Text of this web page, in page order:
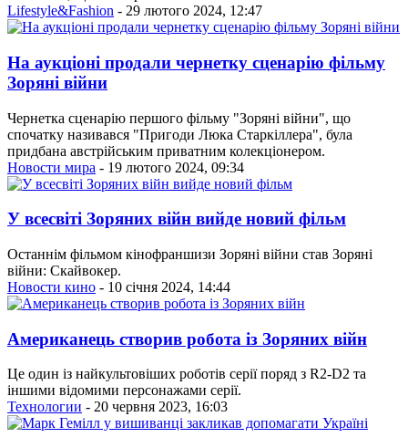
Lifestyle&Fashion - 29 лютого 2024, 12:47
На аукціоні продали чернетку сценарію фільму
Зоряні війни
Чернетка сценарію першого фільму "Зоряні війни", що
спочатку називався "Пригоди Люка Старкіллера", була
придбана австрійським приватним колекціонером.
Новости мира - 19 лютого 2024, 09:34
У всесвіті Зоряних війн вийде новий фільм
Останнім фільмом кінофраншизи Зоряні війни став Зоряні
війни: Скайвокер.
Новости кино - 10 січня 2024, 14:44
Американець створив робота із Зоряних війн
Це один із найкультовіших роботів серії поряд з R2-D2 та
іншими відомими персонажами серії.
Технологии - 20 червня 2023, 16:03